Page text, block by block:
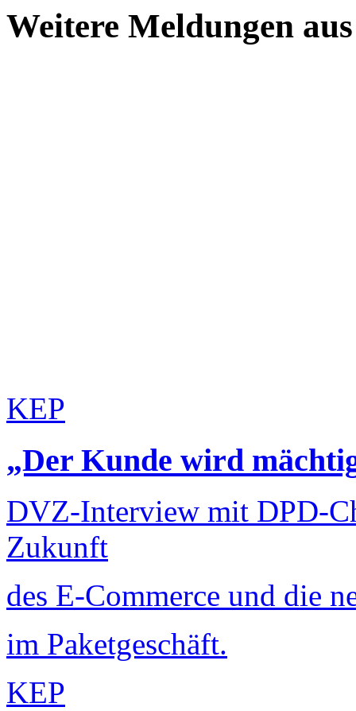
Weitere Meldungen
KEP
„Der Kunde wird
DVZ-Interview mit DPD-
Zukunft
des E-Commerce und die
im Paketgeschäft.
KEP